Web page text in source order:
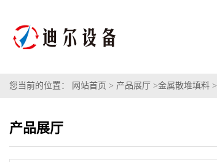
您当前的位置： 网站首页 > 产品展厅 >金属散堆填料 >
产品展厅